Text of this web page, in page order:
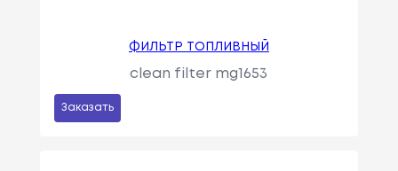
ФИЛЬТР ТОПЛИВНЫЙ
clean filter mg1653
Заказать